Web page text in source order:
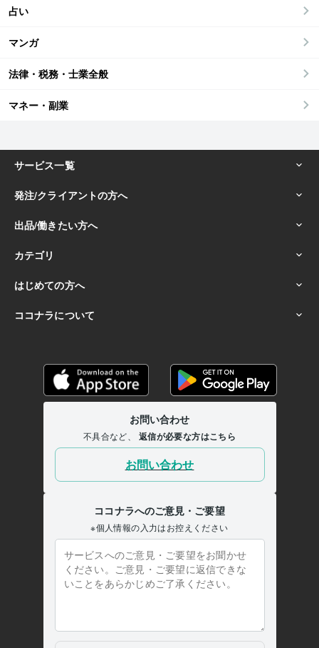
占い
マンガ
法律・税務・士業全般
マネー・副業